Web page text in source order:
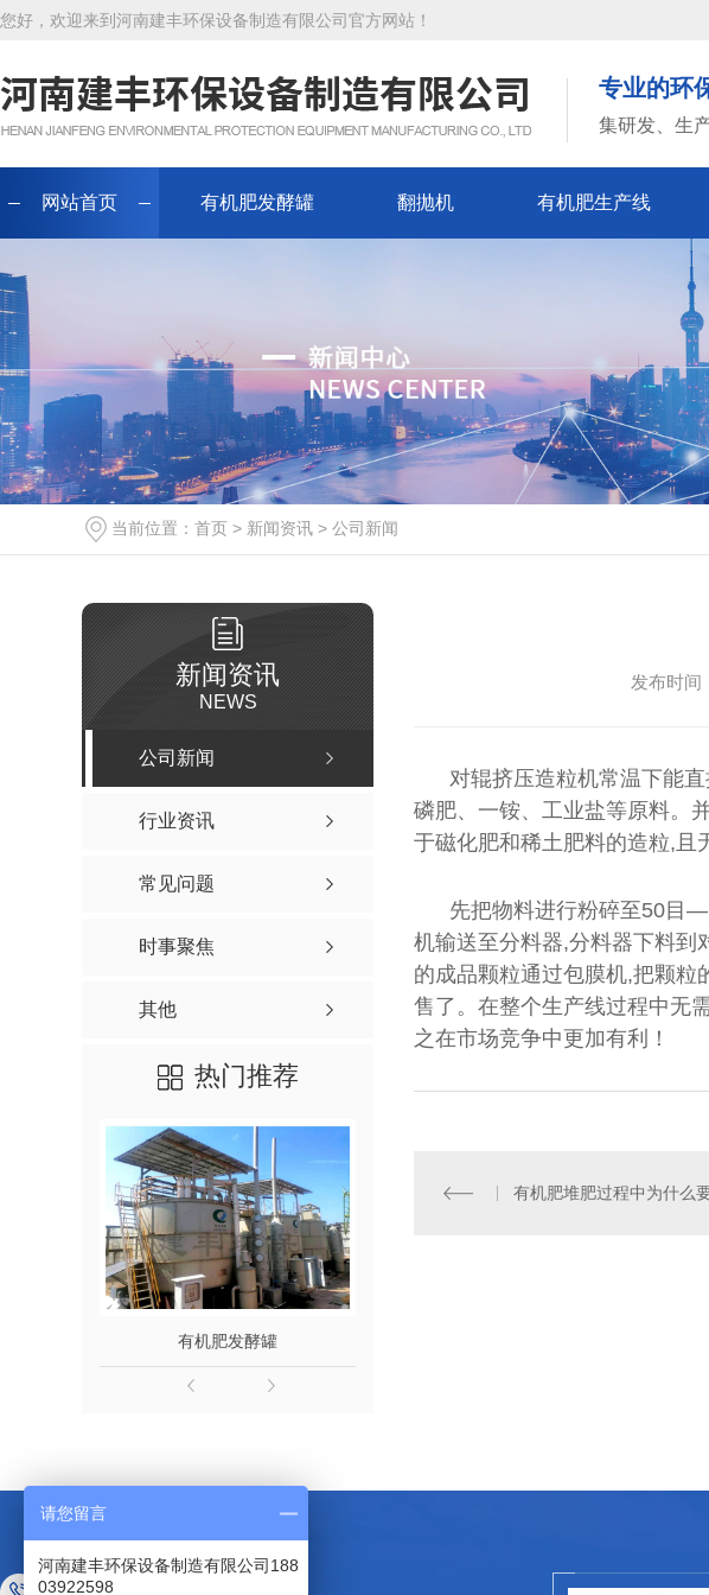
您好，欢迎来到河南建丰环保设备制造有限公司官方网站！
专业的环
集研发、生
网站首页 有机肥发酵罐 翻抛机 有机肥生产线
当前位置： 首页 > 新闻资讯 > 公司新闻
新闻资讯
NEWS
公司新闻
行业资讯
常见问题
时事聚焦
其他
热门推荐
有机肥发酵罐
发布时
对辊挤压造粒机常温下能
磷肥、一铵、工业盐等原料。
于磁化肥和稀土肥料的造粒,且
先把物料进行粉碎至50目
机输送至分料器,分料器下料到
的成品颗粒通过包膜机,把颗粒
售了。在整个生产线过程中无
之在市场竞争中更加有利！
有机肥堆肥过程中为什么
咨询热线：
请您留言
河南建丰环保设备制造有限公司188
03922598